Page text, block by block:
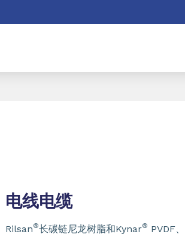
电线电缆
Rilsan®长碳链尼龙树脂和Kynar® PVDF